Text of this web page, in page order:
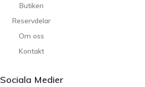
Butiken
Reservdelar
Om oss
Kontakt
Sociala Medier